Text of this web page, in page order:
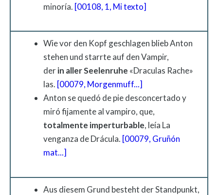
minoría. [00108, 1, Mi texto]
Wie vor den Kopf geschlagen blieb Anton
stehen und starrte auf den Vampir,
derin allerSeelenruhe «Draculas Rache»
las. [00079, Morgenmuff...]
Anton se quedó de pie desconcertado y
miró fijamente al vampiro, que,
totalmente imperturbable, leía La
venganza de Drácula. [00079, Gruñón
mat...]
Aus diesem Grund besteht der Standpunkt,